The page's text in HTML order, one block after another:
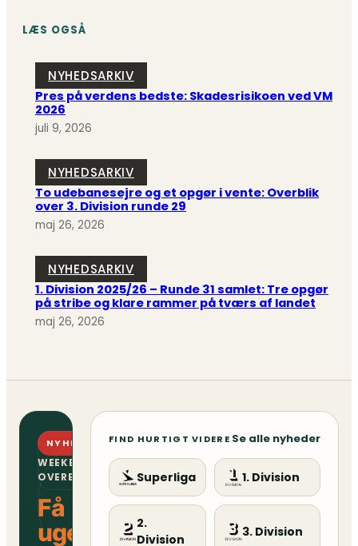
LÆS OGSÅ
NYHEDSARKIV
Pres på verdens bedste: Skadesrisikoen ved VM
2026
juli 9, 2026
NYHEDSARKIV
To udebanesejre og et opgør i vente: Overblik
over 3. Division runde 29
maj 26, 2026
NYHEDSARKIV
1. Division 2025/26 – Runde 31 samlet: Tre opgør
på stribe og klare rammer på tværs af landet
maj 26, 2026
NYHEDSBREV
WEEKENDENS
OVERBLIK
Få
ugens
FIND HURTIGT VIDERE Se alle nyheder
Superliga 1. Division
2.
Division
3. Division